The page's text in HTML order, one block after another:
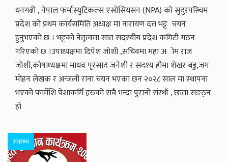
धनगढी , नेपाल फर्मास्युटिकल्स एसोसियसन (NPA) को सुदुरपस्चिम
प्रदेश को प्रथम कार्यसमिति अध्यक्ष मा नारायण दत्त भट्ट चयन
हुनुभएकाे छ । भट्टकाे नेतृत्वमा सात सदस्यीय प्रदेश कमिटी गठन
गरिएकाे छ ।उपाध्यक्षमा दिपेश जाेशी ,सचिवमा महा अाेम राज
जाेशी,काेषाध्यक्षमा माधव पृरसाद जनेशी र सदश्य हौमा शेखर बडु,जग
माेहन लेखक र अन्जली राना चयन भएका छन २०२८ साल मा स्थापना
भएको फार्मेशि पेशाकर्मि हरुको सबै भन्दा पुरानो संस्थाँ , छाता सङठ्न
हाे
स्वास्थ्य